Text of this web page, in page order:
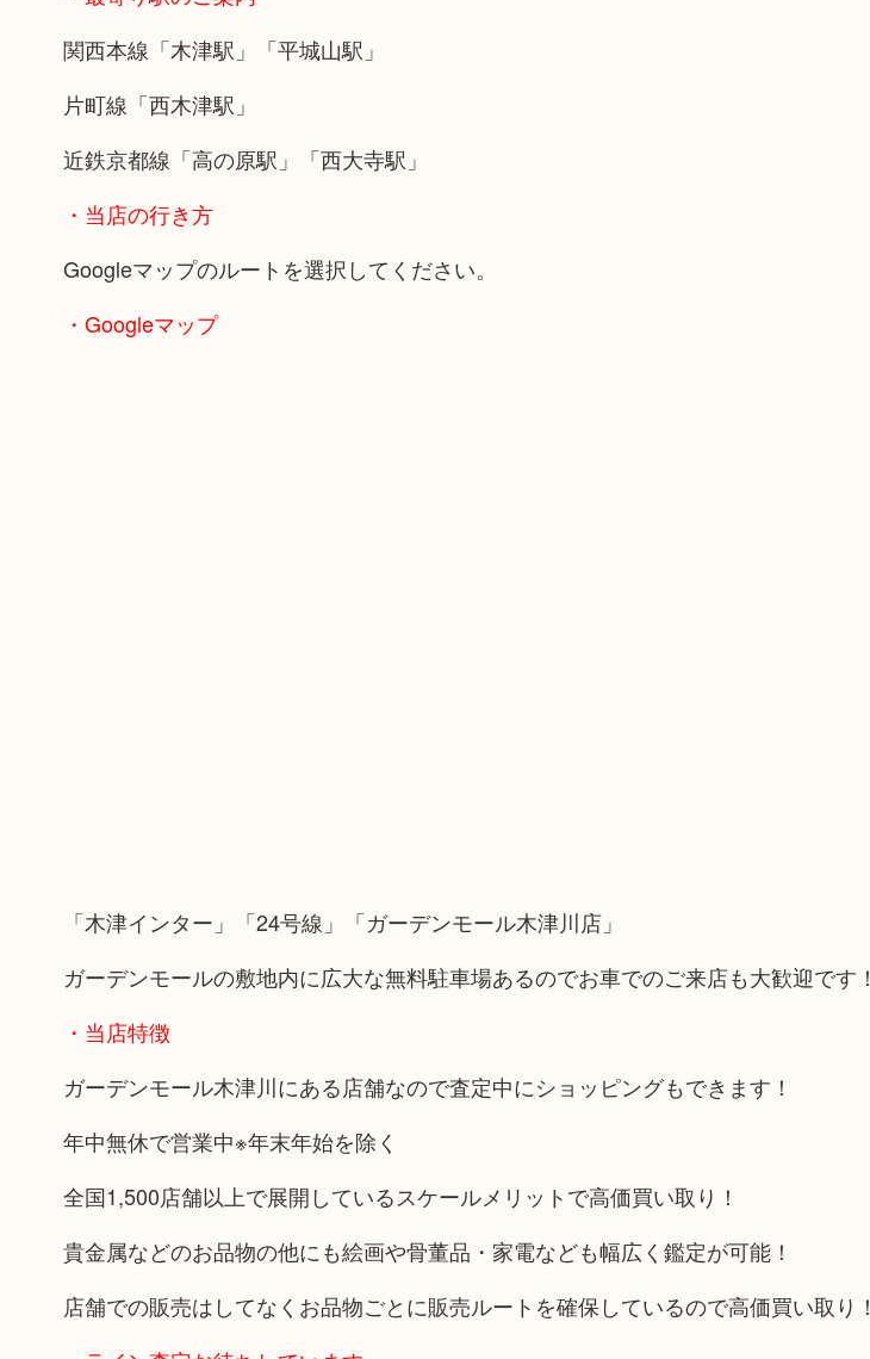
関西本線「木津駅」「平城山駅」
片町線「西木津駅」
近鉄京都線「高の原駅」「西大寺駅」
・当店の行き方
Googleマップのルートを選択してください。
・Googleマップ
「木津インター」「24号線」「ガーデンモール木津川店」
ガーデンモールの敷地内に広大な無料駐車場あるのでお車でのご来店も大歓迎です！
・当店特徴
ガーデンモール木津川にある店舗なので査定中にショッピングもできます！
年中無休で営業中※年末年始を除く
全国1,500店舗以上で展開しているスケールメリットで高価買い取り！
貴金属などのお品物の他にも絵画や骨董品・家電なども幅広く鑑定が可能！
店舗での販売はしてなくお品物ごとに販売ルートを確保しているので高価買い取り！